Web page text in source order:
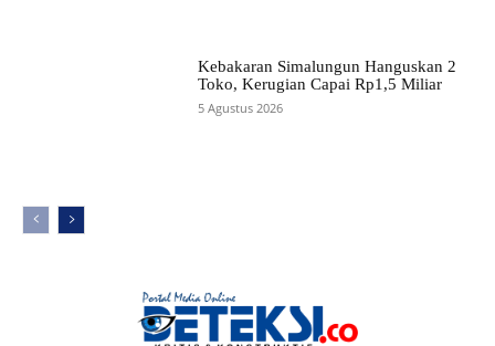
Kebakaran Simalungun Hanguskan 2
Toko, Kerugian Capai Rp1,5 Miliar
5 Agustus 2026